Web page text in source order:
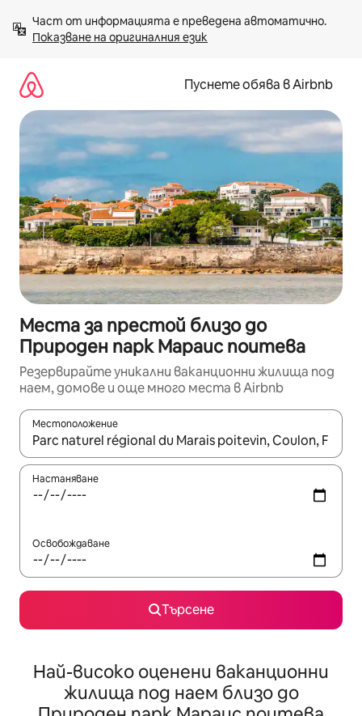
към
съдържанието
Показване на оригиналния език
Пуснете обява в Airbnb
Места за престой близо до
Природен парк Мараис поитева
Резервирайте уникални ваканционни жилища под
наем, домове и още много места в Airbnb
Местоположение
Когато резултатите се покажат, използвайте
Настаняване
Освобождаване
Търсене
Най-високо оценени ваканционни
жилища под наем близо до